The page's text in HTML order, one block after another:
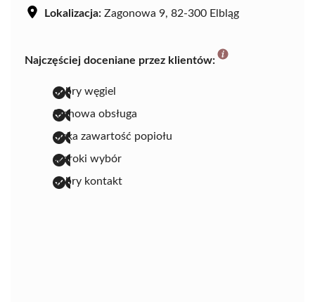
Lokalizacja: Zagonowa 9, 82-300 Elbląg
Najczęściej doceniane przez klientów:
dobry węgiel
fachowa obsługa
niska zawartość popiołu
szeroki wybór
dobry kontakt